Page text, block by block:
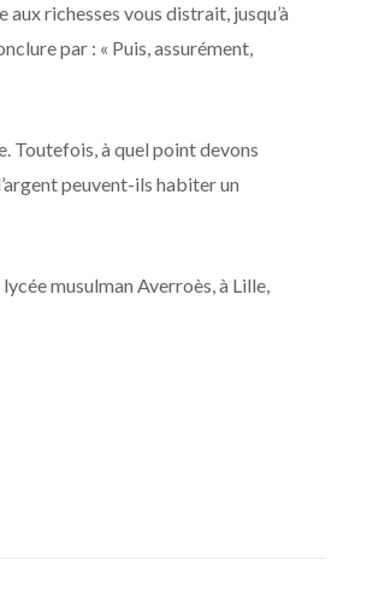
richesses vous distrait, jusqu’à
par : « Puis, assurément,
Toutefois, à quel point devons
peuvent-ils habiter un
musulman Averroès, à Lille,